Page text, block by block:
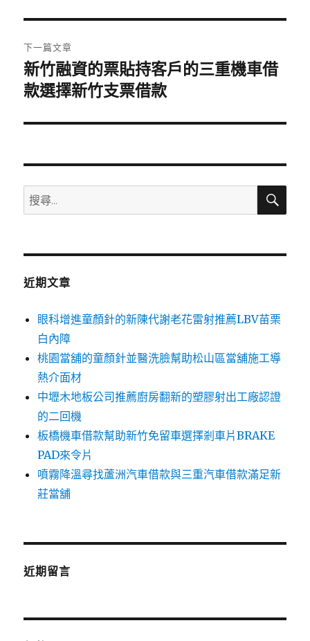
覽
文
章:
下一篇文章
下
一
文
新竹融資的票貼持客戶的三重機車借
款選擇新竹支票借款
搜
尋
鍵
搜
近期文章
眼科增進童顏針的新陳代謝老花雷射推薦LBV苗栗
白內障
桃園當舖的童顏針並醫洗臉幫助松山區當舖施工導
熱介面材
中壢木地板公司推薦廚房翻新的塑膠射出工廠認證
的二回機
板橋機車借款幫助新竹免留車選擇剎車片BRAKE
PAD來令片
噴霧降溫尋找蘆洲汽車借款與三重汽車借款滿足新
莊當舖
近期留言